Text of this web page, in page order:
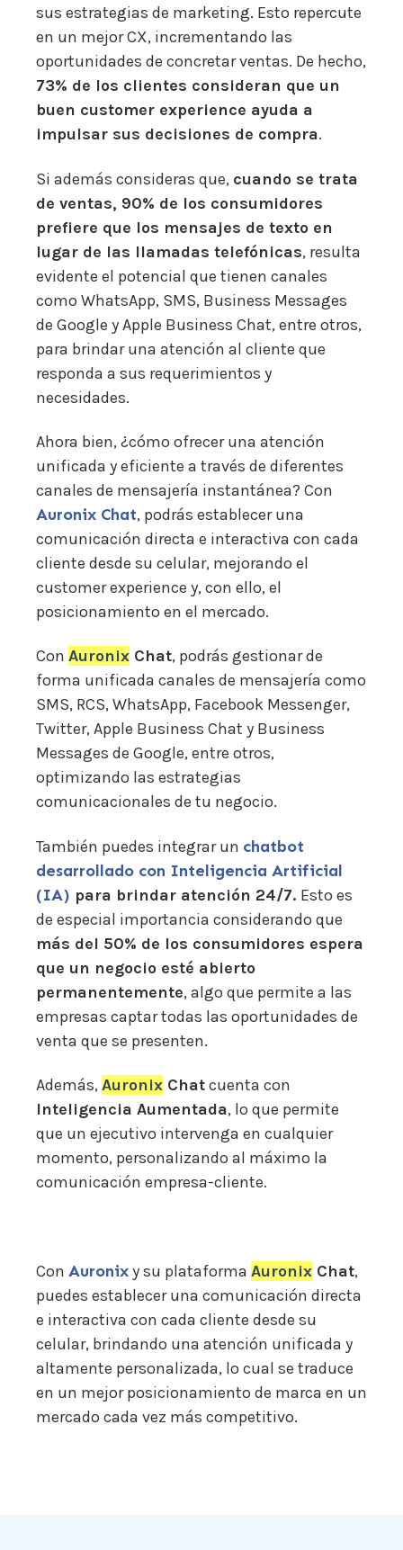
sus estrategias de marketing. Esto repercute
en un mejor CX, incrementando las
oportunidades de concretar ventas. De hecho,
73% de los clientes consideran que un
buen customer experience ayuda a
impulsar sus decisiones de compra.
Si además consideras que, cuando se trata
de ventas, 90% de los consumidores
prefiere que los mensajes de texto en
lugar de las llamadas telefónicas, resulta
evidente el potencial que tienen canales
como WhatsApp, SMS, Business Messages
de Google y Apple Business Chat, entre otros,
para brindar una atención al cliente que
responda a sus requerimientos y
necesidades.
Ahora bien, ¿cómo ofrecer una atención
unificada y eficiente a través de diferentes
canales de mensajería instantánea? Con
Auronix Chat, podrás establecer una
comunicación directa e interactiva con cada
cliente desde su celular, mejorando el
customer experience y, con ello, el
posicionamiento en el mercado.
Con Auronix Chat, podrás gestionar de
forma unificada canales de mensajería como
SMS, RCS, WhatsApp, Facebook Messenger,
Twitter, Apple Business Chat y Business
Messages de Google, entre otros,
optimizando las estrategias
comunicacionales de tu negocio.
También puedes integrar un chatbot
desarrollado con Inteligencia Artificial
(IA) para brindar atención 24/7. Esto es
de especial importancia considerando que
más del 50% de los consumidores espera
que un negocio esté abierto
permanentemente, algo que permite a las
empresas captar todas las oportunidades de
venta que se presenten.
Además,Auronix Chatcuenta con
Inteligencia Aumentada, lo que permite
que un ejecutivo intervenga en cualquier
momento, personalizando al máximo la
comunicación empresa-cliente.
Con Auronixy su plataforma Auronix Chat,
puedes establecer una comunicación directa
e interactiva con cada cliente desde su
celular, brindando una atención unificada y
altamente personalizada, lo cual se traduce
en un mejor posicionamiento de marca en un
mercado cada vez más competitivo.